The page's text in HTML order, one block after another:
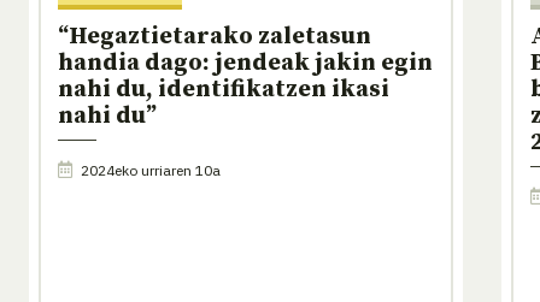
“Hegaztietarako zaletasun
handia dago: jendeak jakin egin
nahi du, identifikatzen ikasi
nahi du”
2024eko urriaren 10a